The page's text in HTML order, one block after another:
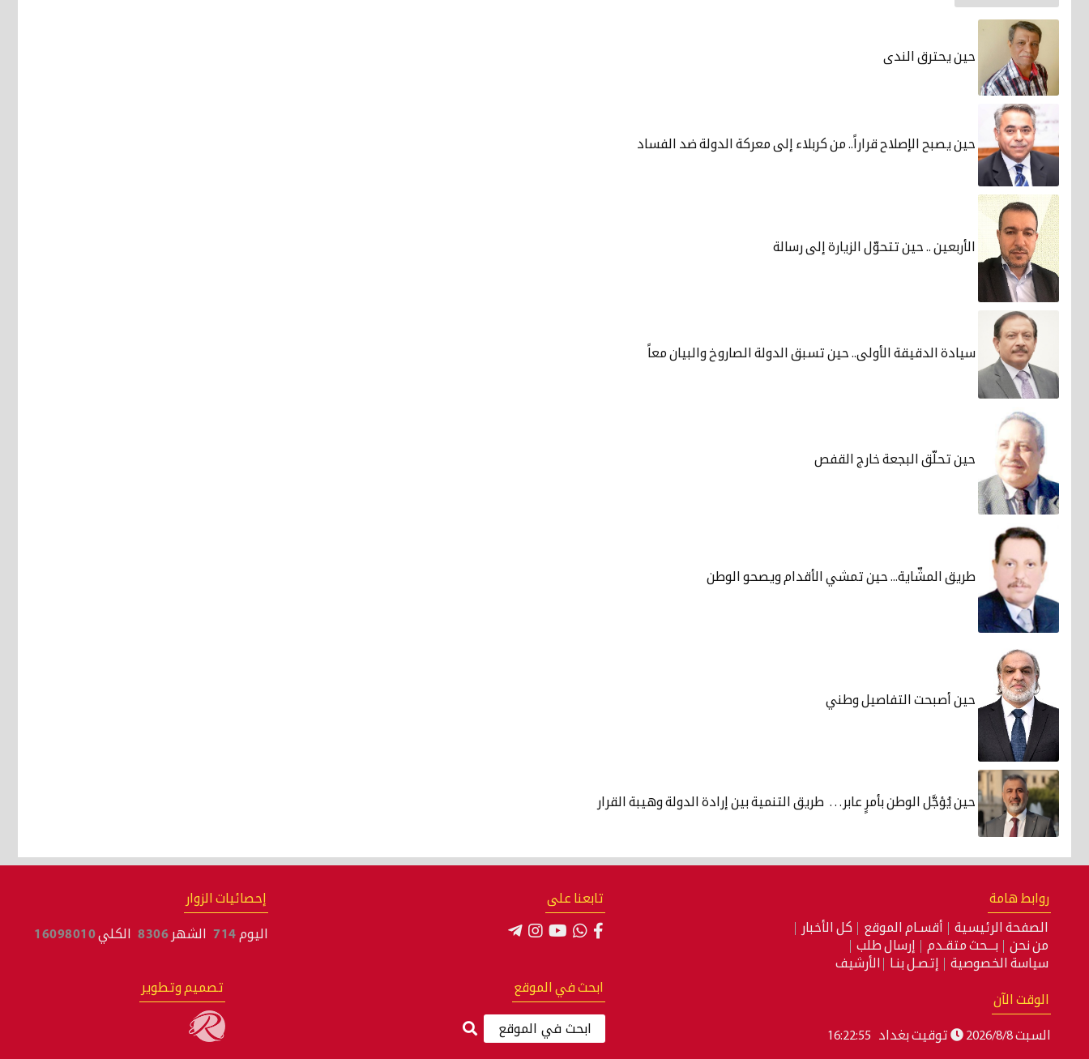
حين يحترق الندى
حين يصبح الإصلاح قراراً.. من كربلاء إلى معركة الدولة ضد الفساد
الأربعين .. حين تتحوّل الزيارة إلى رسالة
سيادة الدقيقة الأولى.. حين تسبق الدولة الصاروخ والبيان معاً
حين تحلّق البجعة خارج القفص
طريق المشّاية... حين تمشي الأقدام ويصحو الوطن
حين أصبحت التفاصيل وطني
حين يُؤجَّل الوطن بأمرٍ عابر… طريق التنمية بين إرادة الدولة وهيبة القرار
روابط هامة
الصفحة الرئيسية أقسـام الموقع
كل الأخبار
من نحن
بـــحث متقـدم
إرسال طلب
سياسة الخصوصية
إتصـل بنـا الأرشيف
تابعنا على إحصائيات الزوار
اليوم 714 الشهر 8306 الكلي16098010
الوقت الآن
السبت 2026/8/8 توقيت بغداد 16:22:56
ابحث في الموقع تصميم وتطوير